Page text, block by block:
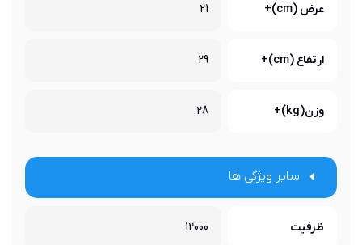
عرض (cm)+ 21
ارتفاع (cm)+ 29
وزن(kg)+ 28
سایر ویژگی ها
ظرفیت 12000